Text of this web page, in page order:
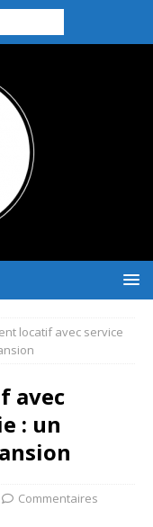
locatif avec service
avec
: un
Commentaires